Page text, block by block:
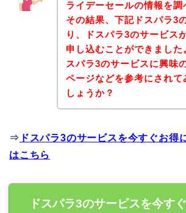
ライデーセールの情報を調
その結果、下記ドスパラ3
り、ドスパラ3のサービス
申し込むことができました
スパラ3のサービスに興味
ページなどを参考にされ
しょうか？
⇒ ドスパラ3のサービスを今すぐお得
はこちら
ドスパラ3のサービスを今す